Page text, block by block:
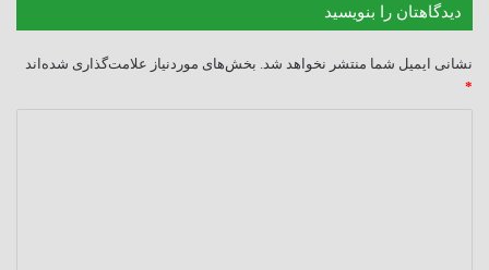
دیدگاهتان را بنویسید
نشانی ایمیل شما منتشر نخواهد شد. بخش‌های موردنیاز علامت‌گذاری شده‌اند
*